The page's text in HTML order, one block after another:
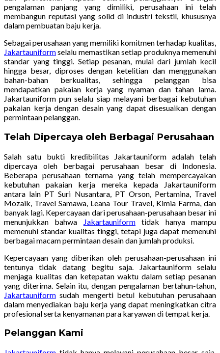
pengalaman panjang yang dimiliki, perusahaan ini telah
membangun reputasi yang solid di industri tekstil, khususnya
dalam pembuatan baju kerja.
Sebagai perusahaan yang memiliki komitmen terhadap kualitas,
Jakartauniformselalu memastikan setiap produknya memenuhi
standar yang tinggi. Setiap pesanan, mulai dari jumlah kecil
hingga besar, diproses dengan ketelitian dan menggunakan
bahan-bahan berkualitas, sehingga pelanggan bisa
mendapatkan pakaian kerja yang nyaman dan tahan lama.
Jakartauniform pun selalu siap melayani berbagai kebutuhan
pakaian kerja dengan desain yang dapat disesuaikan dengan
permintaan pelanggan.
Telah Dipercaya oleh Berbagai Perusahaan
Salah satu bukti kredibilitas Jakartauniform adalah telah
dipercaya oleh berbagai perusahaan besar di Indonesia.
Beberapa perusahaan ternama yang telah mempercayakan
kebutuhan pakaian kerja mereka kepada Jakartauniform
antara lain PT Suri Nusantara, PT Orson, Pertamina, Travel
Mozaik, Travel Samawa, Leana Tour Travel, Kimia Farma, dan
banyak lagi. Kepercayaan dari perusahaan-perusahaan besar ini
menunjukkan bahwa
Jakartauniform
tidak hanya mampu
memenuhi standar kualitas tinggi, tetapi juga dapat memenuhi
berbagai macam permintaan desain dan jumlah produksi.
Kepercayaan yang diberikan oleh perusahaan-perusahaan ini
tentunya tidak datang begitu saja. Jakartauniform selalu
menjaga kualitas dan ketepatan waktu dalam setiap pesanan
yang diterima. Selain itu, dengan pengalaman bertahun-tahun,
Jakartauniform sudah mengerti betul kebutuhan perusahaan
dalam menyediakan baju kerja yang dapat meningkatkan citra
profesional serta kenyamanan para karyawan di tempat kerja.
Pelanggan Kami